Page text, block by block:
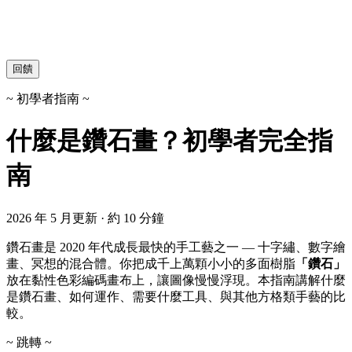
回饋
~ 初學者指南 ~
什麼是鑽石畫？初學者完全指
南
2026 年 5 月更新 · 約 10 分鐘
鑽石畫是 2020 年代成長最快的手工藝之一 — 十字繡、數字繪
畫、冥想的混合體。你把成千上萬顆小小的多面樹脂 「鑽石」
放在黏性色彩編碼畫布上，讓圖像慢慢浮現。本指南講解什麼
是鑽石畫、如何運作、需要什麼工具、與其他方格類手藝的比
較。
~ 跳轉 ~